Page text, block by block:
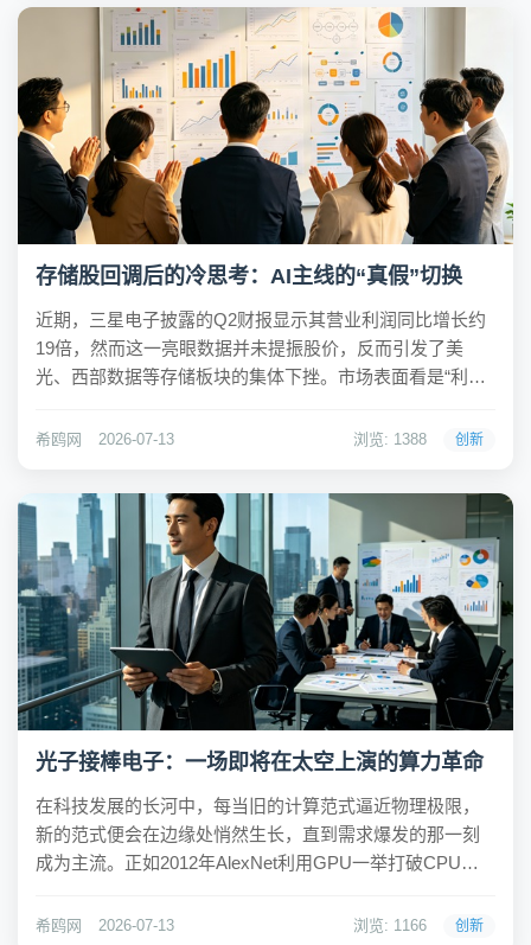
存储股回调后的冷思考：AI主线的“真假”切换
近期，三星电子披露的Q2财报显示其营业利润同比增长约
19倍，然而这一亮眼数据并未提振股价，反而引发了美
光、西部数据等存储板块的集体下挫。市场表面看是“利好
忧——随着产能扩张，DRAM与NAND的价格涨幅恐将收
希鸥网 2026-07-13 浏览: 1388 创新
光子接棒电子：一场即将在太空上演的算力革命
在科技发展的长河中，每当旧的计算范式逼近物理极限，
新的范式便会在边缘处悄然生长，直到需求爆发的那一刻
成为主流。正如2012年AlexNet利用GPU一举打破CPU在
正迎来属于它的“AlexNet时刻”。随着大模型参数量向万亿
希鸥网 2026-07-13 浏览: 1166 创新